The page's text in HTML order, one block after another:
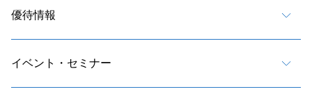
優待情報
イベント・セミナー